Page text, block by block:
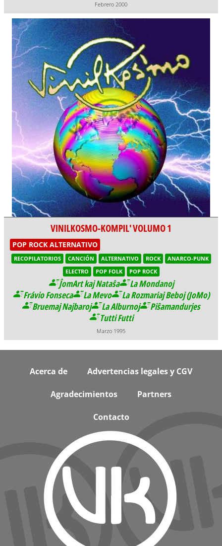
Febrero 2000
VINILKOSMO-KOMPIL' VOLUMO 1
POP ROCK ALTERNATIVO
RECOPILATORIOS CANCIÓN ALTERNATIVO ROCK
ANARCO-PUNK
ELECTRO
POP FOLK POP ROCK
ĴomArt kaj Nataŝa
La Mondanoj
Frávio Fonseca
La Mevo
La Rozmariaj Beboj (JoMo)
Bruemaj Najbaroj
La Alburnoj
Piŝamandurjes
Tutti Futti
Marzo 1995
FooterAcerca de Advertencias legales y CGV
Agradecimientos Partners
Contacto